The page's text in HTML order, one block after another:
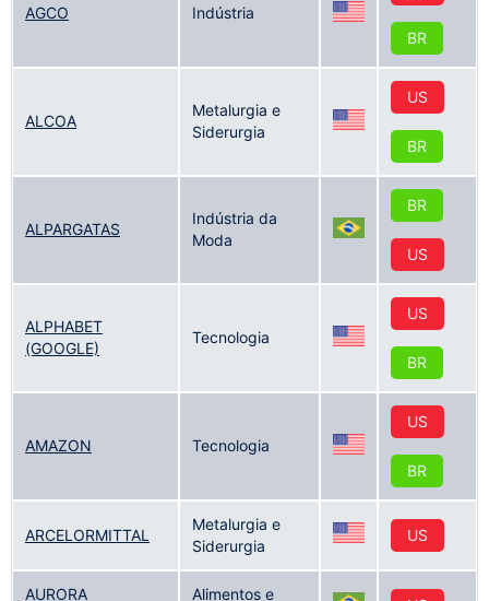
AGCO Indústria
BR
ALCOA
Metalurgia e
Siderurgia
US
BR
ALPARGATAS
Indústria da
Moda
BR
US
ALPHABET
(GOOGLE)
Tecnologia
US
BR
AMAZON Tecnologia
US
BR
ARCELORMITTAL
Metalurgia e
Siderurgia
US
AURORA
Alimentos e